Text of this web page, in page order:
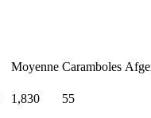
Moyenne Caramboles
1,830 55